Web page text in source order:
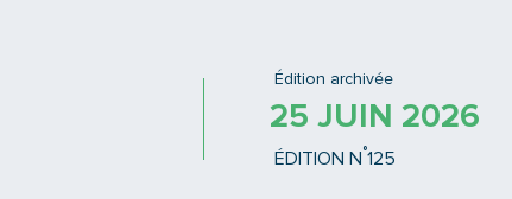
Édition archivée
25 JUIN 2026
ÉDITION N °125